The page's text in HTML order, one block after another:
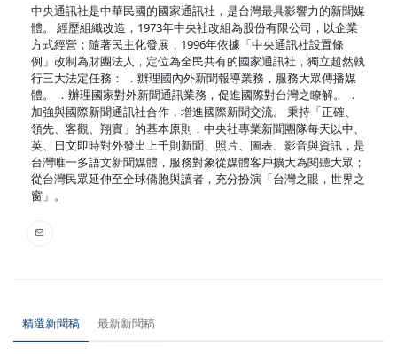
中央通訊社是中華民國的國家通訊社，是台灣最具影響力的新聞媒
體。 經歷組織改造，1973年中央社改組為股份有限公司，以企業
方式經營；隨著民主化發展，1996年依據「中央通訊社設置條
例」改制為財團法人，定位為全民共有的國家通訊社，獨立超然執
行三大法定任務： ．辦理國內外新聞報導業務，服務大眾傳播媒
體。 ．辦理國家對外新聞通訊業務，促進國際對台灣之瞭解。 ．
加強與國際新聞通訊社合作，增進國際新聞交流。 秉持「正確、
領先、客觀、翔實」的基本原則，中央社專業新聞團隊每天以中、
英、日文即時對外發出上千則新聞、照片、圖表、影音與資訊，是
台灣唯一多語文新聞媒體，服務對象從媒體客戶擴大為閱聽大眾；
從台灣民眾延伸至全球僑胞與讀者，充分扮演「台灣之眼，世界之
窗」。
精選新聞稿 最新新聞稿